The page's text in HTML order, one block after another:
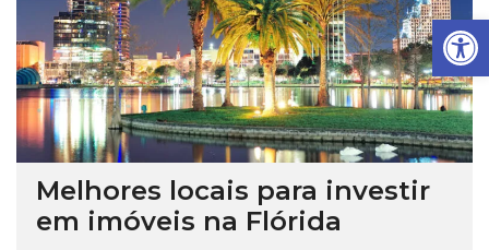
Abrir a barra de ferramentas
Melhores locais para investir
em imóveis na Flórida